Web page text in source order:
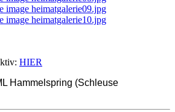
HIER
Hammelspring (Schleuse